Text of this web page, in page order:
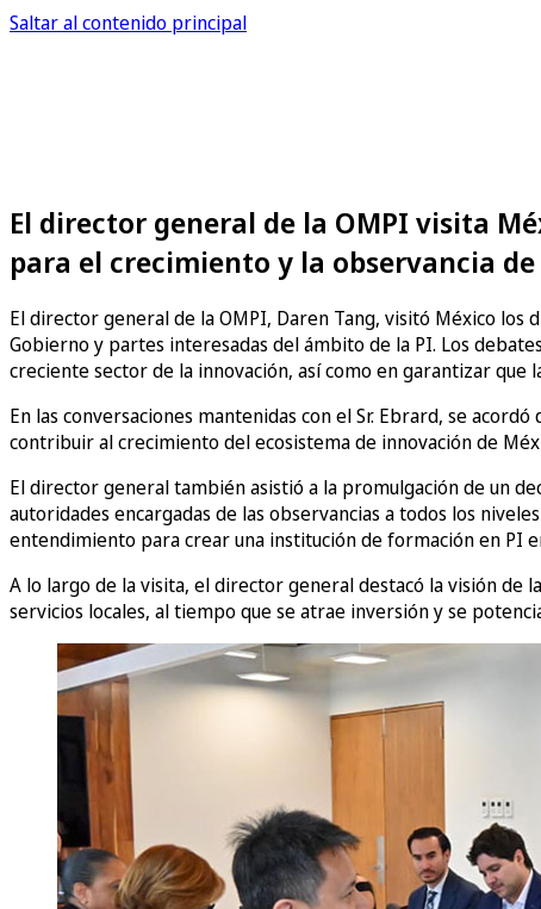
Saltar al contenido principal
El director general de la OMPI visita
para el crecimiento y la observancia de
El director general de la OMPI, Daren Tang, visitó México los
Gobierno y partes interesadas del ámbito de la PI. Los
creciente sector de la innovación, así como en garantizar
En las conversaciones mantenidas con el Sr. Ebrard, se
contribuir al crecimiento del ecosistema de innovación de
El director general también asistió a la promulgación de un
autoridades encargadas de las observancias a todos los
entendimiento para crear una institución de formación en PI
A lo largo de la visita, el director general destacó la visión de
servicios locales, al tiempo que se atrae inversión y se